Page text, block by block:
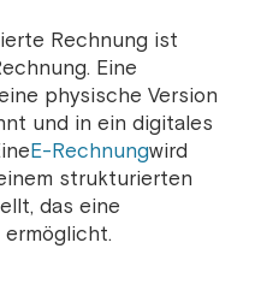
Rechnung ist
Eine
physische Version
und in ein digitales
E-Rechnungwird
strukturierten
das eine